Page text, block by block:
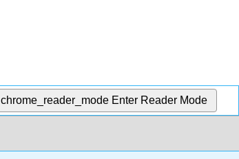
chrome_reader_mode Enter Reader Mode